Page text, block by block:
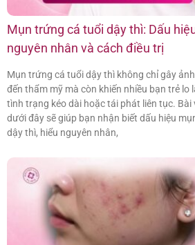
Mụn trứng cá tuổi dậy thì: Dấu
nguyên nhân và cách điều trị
Mụn trứng cá tuổi dậy thì không chỉ gây
đến thẩm mỹ mà còn khiến nhiều bạn trẻ lo
tình trạng kéo dài hoặc tái phát liên tục. Bài
dưới đây sẽ giúp bạn nhận biết dấu hiệu
dậy thì, hiểu nguyên nhân,